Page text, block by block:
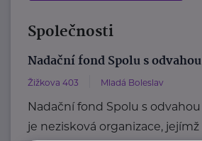
Společnosti
Nadační fond Spolu s odvahou
Žižkova 403 Mladá Boleslav
Nadační fond Spolu s odvahou
je nezisková organizace, jejímž